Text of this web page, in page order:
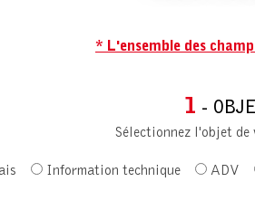
* L'ensemble des
1 -
Sélectionnez l'objet de
Information technique ADV